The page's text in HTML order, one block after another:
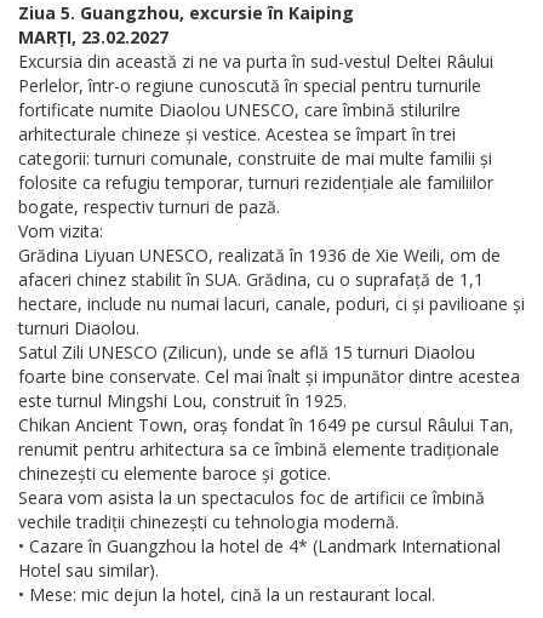
Ziua 5. Guangzhou, excursie în Kaiping
MARȚI, 23.02.2027
Excursia din această zi ne va purta în sud-vestul Deltei Râului
Perlelor, într-o regiune cunoscută în special pentru turnurile
fortificate numite Diaolou UNESCO, care îmbină stilurilre
arhitecturale chineze și vestice. Acestea se împart în trei
categorii: turnuri comunale, construite de mai multe familii și
folosite ca refugiu temporar, turnuri rezidențiale ale familiilor
bogate, respectiv turnuri de pază.
Vom vizita:
Grădina Liyuan UNESCO, realizată în 1936 de Xie Weili, om de
afaceri chinez stabilit în SUA. Grădina, cu o suprafață de 1,1
hectare, include nu numai lacuri, canale, poduri, ci și pavilioane și
turnuri Diaolou.
Satul Zili UNESCO (Zilicun), unde se află 15 turnuri Diaolou
foarte bine conservate. Cel mai înalt și impunător dintre acestea
este turnul Mingshi Lou, construit în 1925.
Chikan Ancient Town, oraș fondat în 1649 pe cursul Râului Tan,
renumit pentru arhitectura sa ce îmbină elemente tradiționale
chinezești cu elemente baroce și gotice.
Seara vom asista la un spectaculos foc de artificii ce îmbină
vechile tradiții chinezești cu tehnologia modernă.
• Cazare în Guangzhou la hotel de 4* (Landmark International
Hotel sau similar).
• Mese: mic dejun la hotel, cină la un restaurant local.